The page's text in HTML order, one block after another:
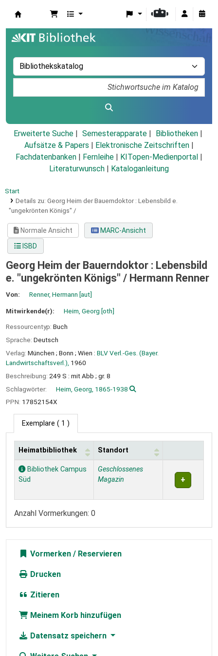
Erweiterte Suche Semesterapparate
Bibliotheken
Aufsätze & Papers
Elektronische Zeitschriften
Fachdatenbanken
Fernleihe KITopen-Medienportal
Literaturwunsch
Kataloganleitung
Start
Details zu: Georg Heim der Bauerndoktor : Lebensbild e.
"ungekrönten Königs" /
Normale Ansicht
MARC-Ansicht
ISBD
Georg Heim der Bauerndoktor : Lebensbild
e. "ungekrönten Königs" / Hermann Renner
Von: Renner, Hermann [aut]
Mitwirkende(r): Heim, Georg [oth]
Ressourcentyp: Buch
Sprache: Deutsch
Verlag: München ; Bonn ; Wien : BLV Verl.-Ges. (Bayer.
Landwirtschaftsverl.), 1960
Beschreibung: 249 S : mit Abb ; gr. 8
Schlagwörter:
Heim, Georg, 1865-1938
PPN: 17852154X
Exemplare ( 1 )
Exemplare
Heimatbibliothek Standort
Bibliothek Campus
Süd
Geschlossenes
Magazin
Anzahl Vormerkungen: 0
Vormerken
Drucken
Zitieren
Meinem Korb hinzufügen
Datensatz speichern